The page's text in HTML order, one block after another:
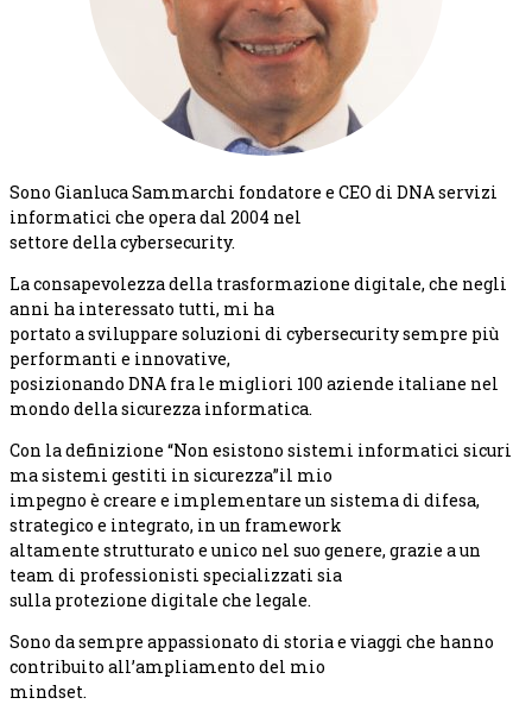
Sono Gianluca Sammarchi fondatore e CEO di DNA servizi
informatici che opera dal 2004 nel
settore della cybersecurity.
La consapevolezza della trasformazione digitale, che negli
anni ha interessato tutti, mi ha
portato a sviluppare soluzioni di cybersecurity sempre più
performanti e innovative,
posizionando DNA fra le migliori 100 aziende italiane nel
mondo della sicurezza informatica.
Con la definizione “Non esistono sistemi informatici sicuri
ma sistemi gestiti in sicurezza”il mio
impegno è creare e implementare un sistema di difesa,
strategico e integrato, in un framework
altamente strutturato e unico nel suo genere, grazie a un
team di professionisti specializzati sia
sulla protezione digitale che legale.
Sono da sempre appassionato di storia e viaggi che hanno
contribuito all’ampliamento del mio
mindset.